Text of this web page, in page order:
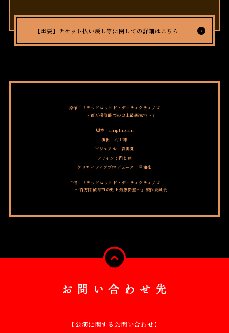
【重要】チケット払い戻し等に関しての詳細はこちら
原作：「デッドロックド・ディティクティヴズ
～百万探偵都市の史上最悪密室～」
脚本：amphibian
演出：村井雄
ビジュアル：森美夏
デザイン：円と球
クリエイティブプロデュース：星海社
主催：「デッドロックド・ディティクティヴズ
～百万探偵都市の史上最悪密室～」製作委員会
p
a
【公演に関するお問い合わせ】